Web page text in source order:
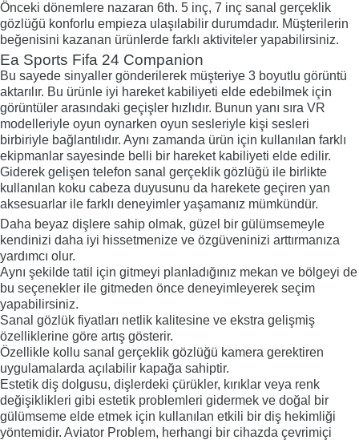
Önceki dönemlere nazaran 6th. 5 inç, 7 inç sanal gerçeklik
gözlüğü konforlu empieza ulaşılabilir durumdadır. Müşterilerin
beğenisini kazanan ürünlerde farklı aktiviteler yapabilirsiniz.
Ea Sports Fifa 24 Companion
Bu sayede sinyaller gönderilerek müşteriye 3 boyutlu görüntü
aktarılır. Bu ürünle iyi hareket kabiliyeti elde edebilmek için
görüntüler arasındaki geçişler hızlıdır. Bunun yanı sıra VR
modelleriyle oyun oynarken oyun sesleriyle kişi sesleri
birbiriyle bağlantılıdır. Aynı zamanda ürün için kullanılan farklı
ekipmanlar sayesinde belli bir hareket kabiliyeti elde edilir.
Giderek gelişen telefon sanal gerçeklik gözlüğü ile birlikte
kullanılan koku cabeza duyusunu da harekete geçiren yan
aksesuarlar ile farklı deneyimler yaşamanız mümkündür.
Daha beyaz dişlere sahip olmak, güzel bir gülümsemeyle
kendinizi daha iyi hissetmenize ve özgüveninizi arttırmanıza
yardımcı olur.
Aynı şekilde tatil için gitmeyi planladığınız mekan ve bölgeyi de
bu seçenekler ile gitmeden önce deneyimleyerek seçim
yapabilirsiniz.
Sanal gözlük fiyatları netlik kalitesine ve ekstra gelişmiş
özelliklerine göre artış gösterir.
Özellikle kollu sanal gerçeklik gözlüğü kamera gerektiren
uygulamalarda açılabilir kapağa sahiptir.
Estetik diş dolgusu, dişlerdeki çürükler, kırıklar veya renk
değişiklikleri gibi estetik problemleri gidermek ve doğal bir
gülümseme elde etmek için kullanılan etkili bir diş hekimliği
yöntemidir. Aviator Problem, herhangi bir cihazda çevrimiçi